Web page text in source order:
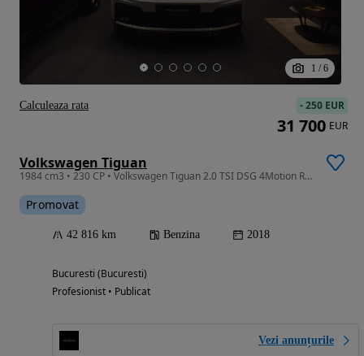
1 / 6
Volkswagen Tiguan
1984 cm3 • 230 CP • Volkswagen Tiguan 2.0 TSI DSG 4Motion R-Line,Camera 360,ACC,Pano,ACC
Promovat
42 816 km Benzina 2018
Bucuresti (Bucuresti)
Profesionist • Publicat
Vezi anunțurile
-250 EUR
31 700 EUR
Calculeaza rata